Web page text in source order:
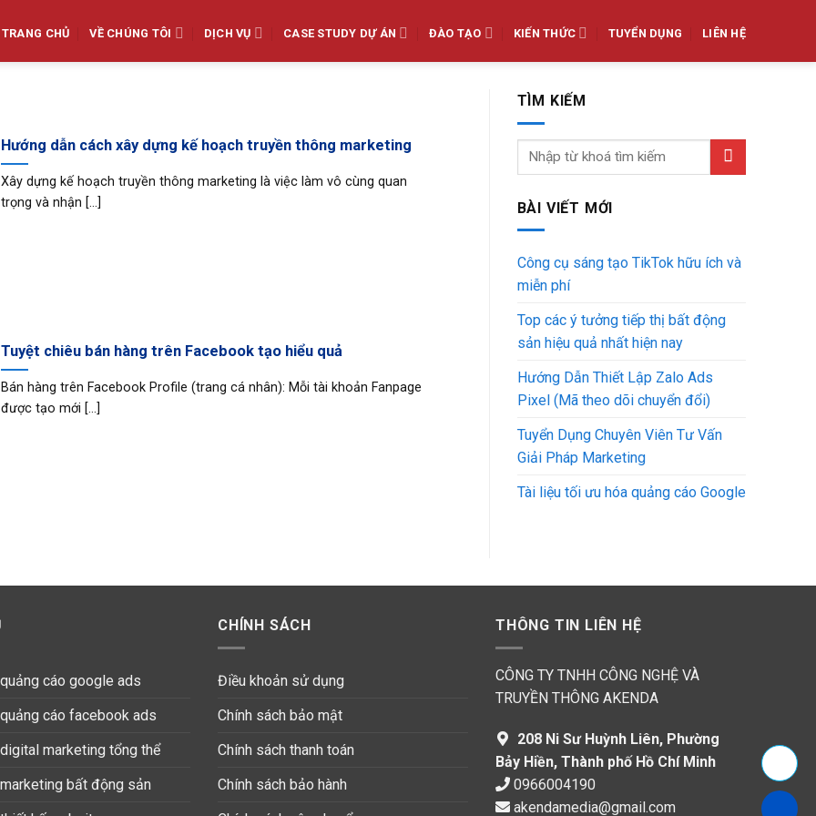
TRANG CHỦ VỀ CHÚNG TÔI DỊCH VỤ CASE STUDY DỰ ÁN ĐÀO TẠO KIẾN THỨC TUYỂN DỤNG LIÊN HỆ
Hướng dẫn cách xây dựng kế hoạch truyền thông marketing
Xây dựng kế hoạch truyền thông marketing là việc làm vô cùng quan
trọng và nhận [...]
Tuyệt chiêu bán hàng trên Facebook tạo hiểu quả
Bán hàng trên Facebook Profile (trang cá nhân): Mỗi tài khoản Fanpage
được tạo mới [...]
TÌM KIẾM
BÀI VIẾT MỚI
Công cụ sáng tạo TikTok hữu ích và
miễn phí
Top các ý tưởng tiếp thị bất động
sản hiệu quả nhất hiện nay
Hướng Dẫn Thiết Lập Zalo Ads
Pixel (Mã theo dõi chuyển đổi)
Tuyển Dụng Chuyên Viên Tư Vấn
Giải Pháp Marketing
Tài liệu tối ưu hóa quảng cáo Google
cáo google ads
cáo facebook ads
marketing tổng thể
bất động sản
CHÍNH SÁCH
Điều khoản sử dụng
Chính sách bảo mật
Chính sách thanh toán
Chính sách bảo hành
THÔNG TIN LIÊN HỆ
CÔNG TY TNHH CÔNG NGHỆ VÀ
TRUYỀN THÔNG AKENDA
208 Ni Sư Huỳnh Liên, Phường
Bảy Hiền, Thành phố Hồ Chí Minh
0966004190
akendamedia@gmail.com